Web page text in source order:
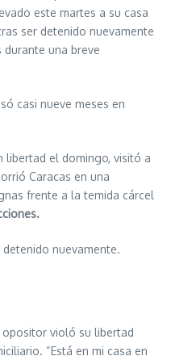
este martes a su casa
ser detenido nuevamente
una breve
casi nueve meses en
libertad el domingo, visitó a
Caracas en una
frente a la temida cárcel
nuevamente.
violó su libertad
“Está en mi casa en